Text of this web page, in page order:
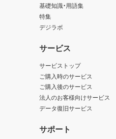
基礎知識・用語集
特集
デジラボ
サービス
サービストップ
ご購入時のサービス
ご購入後のサービス
法人のお客様向けサービス
データ復旧サービス
サポート